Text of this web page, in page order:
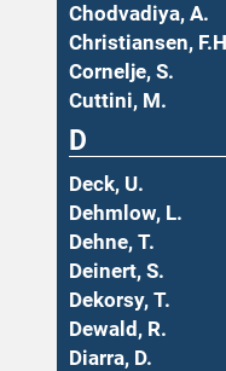
Chodvadiya, A.
Christiansen,
Cornelje, S.
Cuttini, M.
D
Deck, U.
Dehmlow, L.
Dehne, T.
Deinert, S.
Dekorsy, T.
Dewald, R.
Diarra, D.